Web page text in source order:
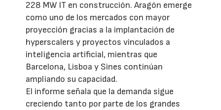
228 MW IT en construcción. Aragón emerge
como uno de los mercados con mayor
proyección gracias a la implantación de
hyperscalers y proyectos vinculados a
inteligencia artificial, mientras que
Barcelona, Lisboa y Sines continúan
ampliando su capacidad.
El informe señala que la demanda sigue
creciendo tanto por parte de los grandes